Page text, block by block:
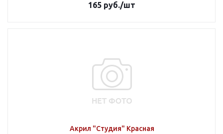
165 руб./шт
Акрил "Студия" Красная